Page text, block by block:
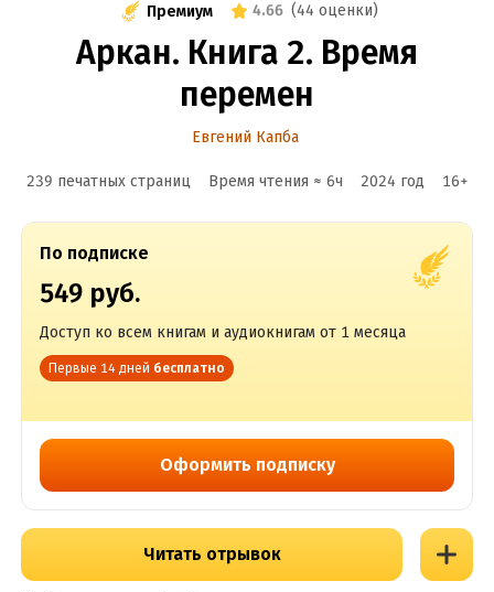
Премиум 4.66 (44 оценки)
Аркан. Книга 2. Время
перемен
Евгений Капба
239 печатных страниц Время чтения ≈ 6ч 2024 год 16+
По подписке
549 руб.
Доступ ко всем книгам и аудиокнигам от 1 месяца
Первые 14 дней бесплатно
Оформить подписку
Читать отрывок